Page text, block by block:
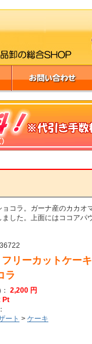
コラ。ガーナ産のカカオ
した。上面にはココアパ
フリーカットケー
ラ
： 2,200 円
Pt
ート > ケーキ